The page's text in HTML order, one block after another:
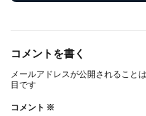
コメントを書く
メールアドレスが公開されることは
目です
コメント ※